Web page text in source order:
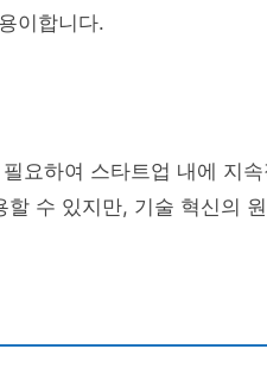
이합니다.
요하여 스타트업 내에 지
수 있지만, 기술 혁신의